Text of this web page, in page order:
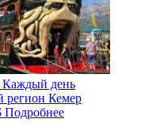
Каждый день
регион Кемер
Подробнее